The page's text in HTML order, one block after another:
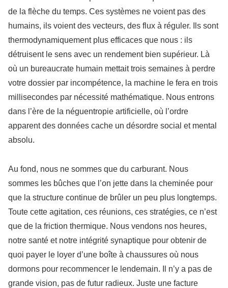
de la flèche du temps. Ces systèmes ne voient pas des
humains, ils voient des vecteurs, des flux à réguler. Ils sont
thermodynamiquement plus efficaces que nous : ils
détruisent le sens avec un rendement bien supérieur. Là
où un bureaucrate humain mettait trois semaines à perdre
votre dossier par incompétence, la machine le fera en trois
millisecondes par nécessité mathématique. Nous entrons
dans l’ère de la néguentropie artificielle, où l’ordre
apparent des données cache un désordre social et mental
absolu.
Au fond, nous ne sommes que du carburant. Nous
sommes les bûches que l’on jette dans la cheminée pour
que la structure continue de brûler un peu plus longtemps.
Toute cette agitation, ces réunions, ces stratégies, ce n’est
que de la friction thermique. Nous vendons nos heures,
notre santé et notre intégrité synaptique pour obtenir de
quoi payer le loyer d’une boîte à chaussures où nous
dormons pour recommencer le lendemain. Il n’y a pas de
grande vision, pas de futur radieux. Juste une facture